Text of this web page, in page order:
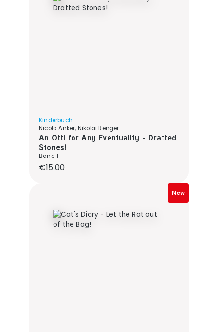
Kinderbuch
Nicola Anker, Nikolai Renger
An Otti for Any Eventuality - Dratted
Stones!
Band 1
Regular price:
€15.00
New